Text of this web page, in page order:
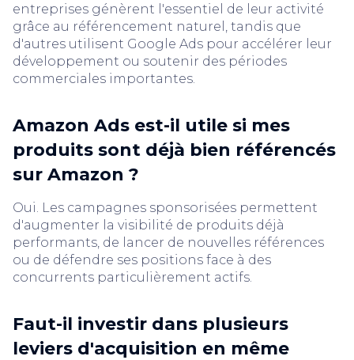
entreprises génèrent l'essentiel de leur activité
grâce au référencement naturel, tandis que
d'autres utilisent Google Ads pour accélérer leur
développement ou soutenir des périodes
commerciales importantes.
Amazon Ads est-il utile si mes
produits sont déjà bien référencés
sur Amazon ?
Oui. Les campagnes sponsorisées permettent
d'augmenter la visibilité de produits déjà
performants, de lancer de nouvelles références
ou de défendre ses positions face à des
concurrents particulièrement actifs.
Faut-il investir dans plusieurs
leviers d'acquisition en même